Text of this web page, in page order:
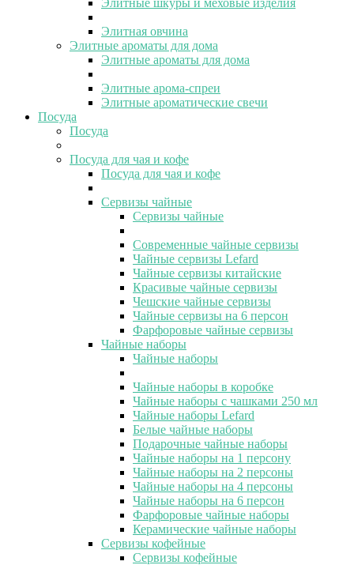
Элитная овчина
Элитные ароматы для дома
Элитные ароматы для дома
Элитные арома-спреи
Элитные ароматические свечи
Посуда
Посуда
Посуда для чая и кофе
Посуда для чая и кофе
Сервизы чайные
Сервизы чайные
Современные чайные сервизы
Чайные сервизы Lefard
Чайные сервизы китайские
Красивые чайные сервизы
Чешские чайные сервизы
Чайные сервизы на 6 персон
Фарфоровые чайные сервизы
Чайные наборы
Чайные наборы
Чайные наборы в коробке
Чайные наборы с чашками 250 мл
Чайные наборы Lefard
Белые чайные наборы
Подарочные чайные наборы
Чайные наборы на 1 персону
Чайные наборы на 2 персоны
Чайные наборы на 4 персоны
Чайные наборы на 6 персон
Фарфоровые чайные наборы
Керамические чайные наборы
Сервизы кофейные
Сервизы кофейные